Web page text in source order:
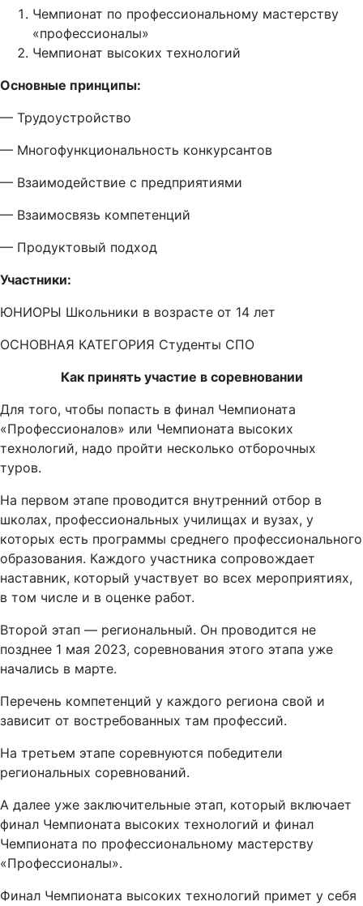
Чемпионат по профессиональному мастерству
«профессионалы»
Чемпионат высоких технологий
Основные принципы:
— Трудоустройство
— Многофункциональность конкурсантов
— Взаимодействие с предприятиями
— Взаимосвязь компетенций
— Продуктовый подход
Участники:
ЮНИОРЫ Школьники в возрасте от 14 лет
ОСНОВНАЯ КАТЕГОРИЯ Студенты СПО
Как принять участие в соревновании
Для того, чтобы попасть в финал Чемпионата
«Профессионалов» или Чемпионата высоких
технологий, надо пройти несколько отборочных
туров.
На первом этапе проводится внутренний отбор в
школах, профессиональных училищах и вузах, у
которых есть программы среднего профессионального
образования. Каждого участника сопровождает
наставник, который участвует во всех мероприятиях,
в том числе и в оценке работ.
Второй этап — региональный. Он проводится не
позднее 1 мая 2023, соревнования этого этапа уже
начались в марте.
Перечень компетенций у каждого региона свой и
зависит от востребованных там профессий.
На третьем этапе соревнуются победители
региональных соревнований.
А далее уже заключительные этап, который включает
финал Чемпионата высоких технологий и финал
Чемпионата по профессиональному мастерству
«Профессионалы».
Финал Чемпионата высоких технологий примет у себя